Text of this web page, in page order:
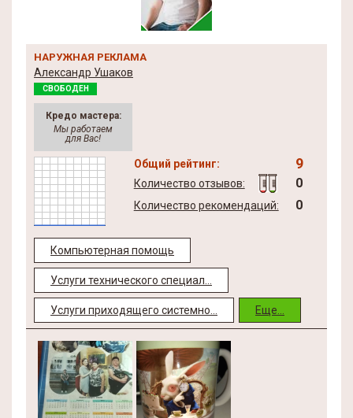
НАРУЖНАЯ РЕКЛАМА
Александр Ушаков
СВОБОДЕН
Кредо мастера:
Мы работаем
для Вас!
Общий рейтинг: 9
Количество отзывов: 0
Количество рекомендаций: 0
Компьютерная помощь
Услуги технического специал...
Услуги приходящего системно... Еще...